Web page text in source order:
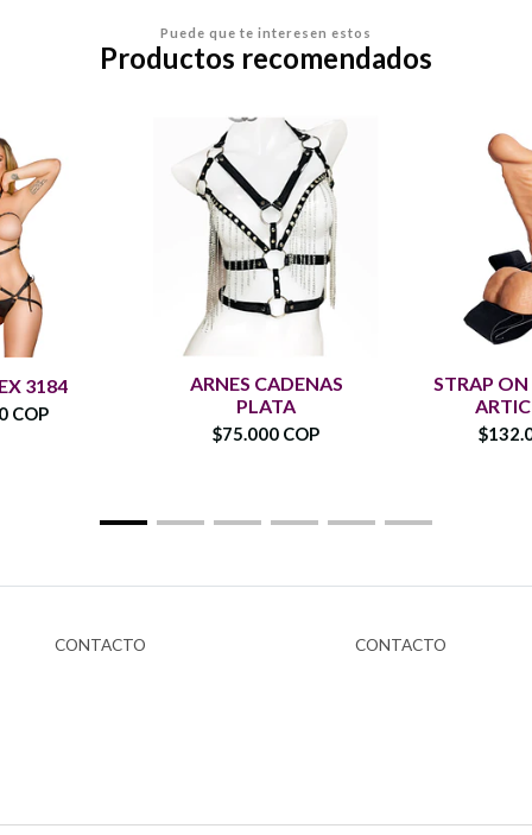
Puede que te interesen estos
Productos recomendados
3184
COP
ARNES CADENAS
PLATA
$75.000 COP
STRAP
CONTACTO CONTACTO